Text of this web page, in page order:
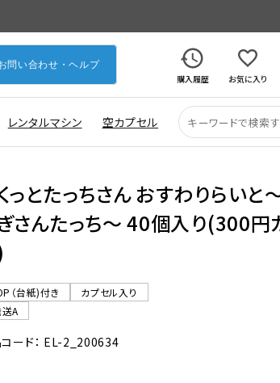
問い合わせ・ヘルプ
購入履歴
お気に入り
レンタルマシン 空カプセル
っとたっちさん おすわりらいと
さんたっち〜 40個入り(300円
（台紙)付き
カプセル入り
A
ード： EL-2_200634